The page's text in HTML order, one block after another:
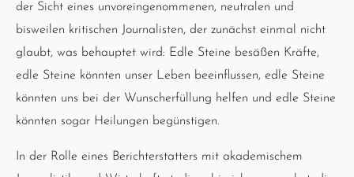
der Sicht eines unvoreingenommenen, neutralen und
bisweilen kritischen Journalisten, der zunächst einmal nicht
glaubt, was behauptet wird: Edle Steine besäßen Kräfte,
edle Steine könnten unser Leben beeinflussen, edle Steine
könnten uns bei der Wunscherfüllung helfen und edle Steine
könnten sogar Heilungen begünstigen.
In der Rolle eines Berichterstatters mit akademischem